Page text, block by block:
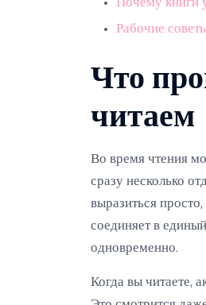
Почему книги
Рабочие
Что
читаем
Во время чтения
сразу несколько
выразиться
соединяет в
одновременно.
Когда вы читаете,